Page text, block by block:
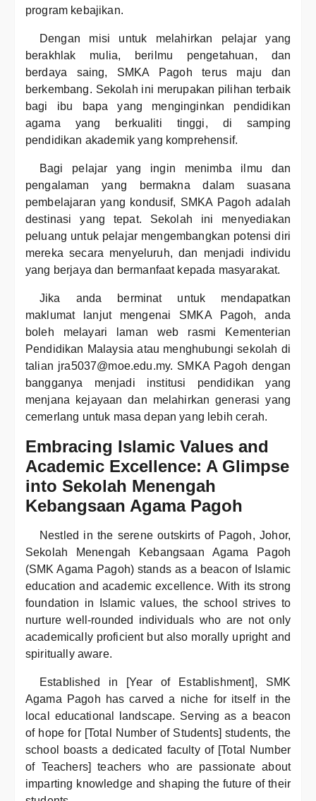
program kebajikan.
Dengan misi untuk melahirkan pelajar yang
berakhlak mulia, berilmu pengetahuan, dan
berdaya saing, SMKA Pagoh terus maju dan
berkembang. Sekolah ini merupakan pilihan terbaik
bagi ibu bapa yang menginginkan pendidikan
agama yang berkualiti tinggi, di samping
pendidikan akademik yang komprehensif.
Bagi pelajar yang ingin menimba ilmu dan
pengalaman yang bermakna dalam suasana
pembelajaran yang kondusif, SMKA Pagoh adalah
destinasi yang tepat. Sekolah ini menyediakan
peluang untuk pelajar mengembangkan potensi diri
mereka secara menyeluruh, dan menjadi individu
yang berjaya dan bermanfaat kepada masyarakat.
Jika anda berminat untuk mendapatkan
maklumat lanjut mengenai SMKA Pagoh, anda
boleh melayari laman web rasmi Kementerian
Pendidikan Malaysia atau menghubungi sekolah di
talian jra5037@moe.edu.my. SMKA Pagoh dengan
bangganya menjadi institusi pendidikan yang
menjana kejayaan dan melahirkan generasi yang
cemerlang untuk masa depan yang lebih cerah.
Embracing Islamic Values and
Academic Excellence: A Glimpse
into Sekolah Menengah
Kebangsaan Agama Pagoh
Nestled in the serene outskirts of Pagoh, Johor,
Sekolah Menengah Kebangsaan Agama Pagoh
(SMK Agama Pagoh) stands as a beacon of Islamic
education and academic excellence. With its strong
foundation in Islamic values, the school strives to
nurture well-rounded individuals who are not only
academically proficient but also morally upright and
spiritually aware.
Established in [Year of Establishment], SMK
Agama Pagoh has carved a niche for itself in the
local educational landscape. Serving as a beacon
of hope for [Total Number of Students] students, the
school boasts a dedicated faculty of [Total Number
of Teachers] teachers who are passionate about
imparting knowledge and shaping the future of their